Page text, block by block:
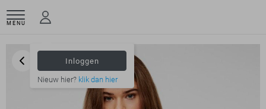
MENU
Inloggen
Nieuw hier? klik dan hier